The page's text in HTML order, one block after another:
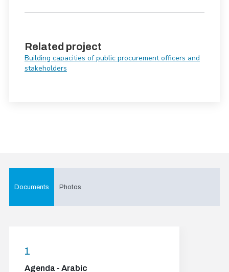
Related project
Building capacities of public procurement officers and
stakeholders
Documents
1
Agenda - Arabic
Photos